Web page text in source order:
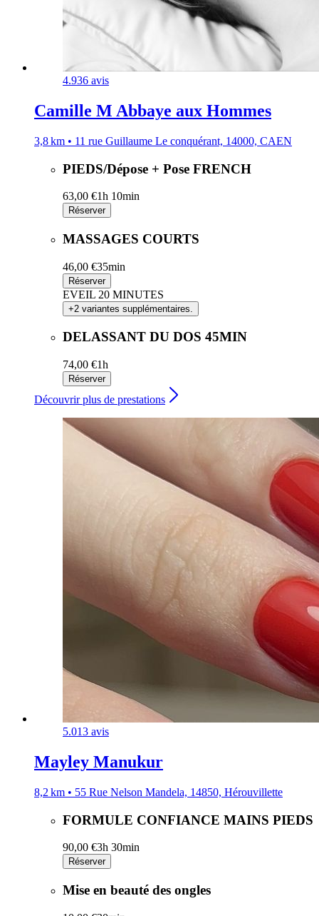
4.936 avis
Camille M Abbaye aux Hommes
3,8 km • 11 rue Guillaume Le conquérant, 14000, CAEN
PIEDS/Dépose + Pose FRENCH
63,00 €1h 10min
Réserver
MASSAGES COURTS
46,00 €35min
Réserver
EVEIL 20 MINUTES
+2 variantes supplémentaires.
DELASSANT DU DOS 45MIN
74,00 €1h
Réserver
Découvrir plus de prestations
5.013 avis
Mayley Manukur
8,2 km • 55 Rue Nelson Mandela, 14850, Hérouvillette
FORMULE CONFIANCE MAINS PIEDS
90,00 €3h 30min
Réserver
Mise en beauté des ongles